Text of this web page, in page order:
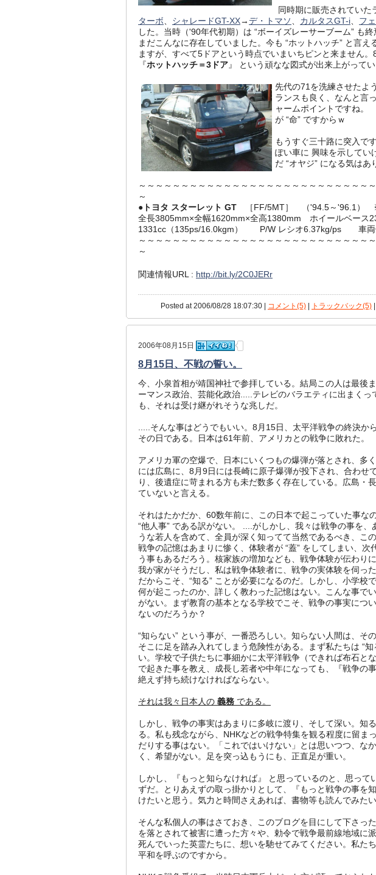
同時期に販売されていた
ターボ、 シャレードGT-XX→デ・トマソ、 カルタスGT-i、 フ
した。当時（'90年代初期）は “ボーイズレーサーブーム” も終
まだこんなに存在していました。今も “ホットハッチ” と言え
ますが、すべて5ドアという時点でいまいちピンと来ません
『ホットハッチ＝3ドア』 という頑なな図式が出来上がってい
先代の71を洗練させたよ
ランスも良く、なんと言
ャームポイントですね。
が “命” ですからｗ
もうすぐ三十路に突入で
ぽい車に 興味を示してい
だ “オヤジ” になる気はあ
～～～～～～～～～～～～～～～～～～～～～～～～～～～
～
● トヨタ スターレット GT ［FF/5MT］ （'94.5～'96.1）
全長3805mm×全幅1620mm×全高1380mm ホイールベース
1331cc（135ps/16.0kgm） P/W レシオ6.37kg/ps 車両
～～～～～～～～～～～～～～～～～～～～～～～～～～～
～
関連情報URL : http://bit.ly/2C0JERr
Posted at 2006/08/28 18:07:30 | コメント(5) トラックバック(5)
2006年08月15日
8月15日、不戦の誓い。
今、小泉首相が靖国神社で参拝している。結局この人は最後
ーマンス政治、芸能化政治.....テレビのバラエティに出まくっ
も、それは受け継がれそうな兆しだ。
.....そんな事はどうでもいい。8月15日、太平洋戦争の終決か
その日である。日本は61年前、アメリカとの戦争に敗れた。
アメリカ軍の空爆で、日本にいくつもの爆弾が落とされ、多
には広島に、8月9日には長崎に原子爆弾が投下され、合わせ
り、後遺症に苛まれる方も未だ数多く存在している。広島・
ていないと言える。
それはたかだか、60数年前に、この日本で起こっていた事な
“他人事” である訳がない。 ....がしかし、我々は戦争の事を、
うな若人を含めて、全員が深く知ってて当然であるべき、こ
戦争の記憶はあまりに惨く、体験者が “蓋” をしてしまい、次
う事もあるだろう。核家族の増加なども、戦争体験が伝わり
我が家がそうだし、私は戦争体験者に、戦争の実体験を伺った
だからこそ、“知る” ことが必要になるのだ。しかし、小学校
何が起こったのか、詳しく教わった記憶はない。こんな事で
がない。まず教育の基本となる学校でこそ、戦争の事実につ
ないのだろうか？
“知らない” という事が、一番恐ろしい。知らない人間は、そ
そこに足を踏み入れてしまう危険性がある。まず私たちは “
い。学校で子供たちに事細かに太平洋戦争（できれば布石と
で起きた事を教え、成長し若者や中年になっても、『戦争の
絶えず持ち続けなければならない。
それは我々日本人の 義務 である。
しかし、戦争の事実はあまりに多岐に渡り、そして深い。知
る。私も残念ながら、NHKなどの戦争特集を観る程度に留ま
だりする事はない。「これではいけない」とは思いつつ、な
く、希望がない。足を突っ込もうにも、正直足が重い。
しかし、『もっと知らなければ』 と思っているのと、思って
ずだ。とりあえずの取っ掛かりとして、『もっと戦争の事を
けたいと思う。気力と時間さえあれば、書物等も読んでみたい
そんな私個人の事はさておき、このブログを目にして下さっ
を落とされて被害に遭った方々や、勅令で戦争最前線地域に
死んでいった英霊たちに、想いを馳せてみてください。私た
平和を呼ぶのですから。